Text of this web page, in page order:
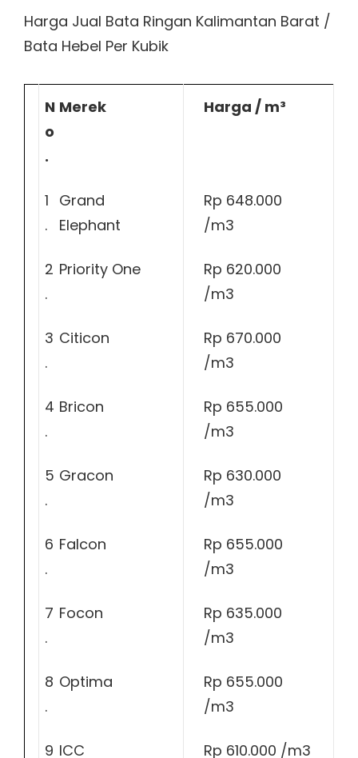
Harga Jual Bata Ringan Kalimantan Barat /
Bata Hebel Per Kubik
N
o
.
Merek Harga / m³
1
.
Grand
Elephant
Rp 648.000
/m3
2
.
Priority One
Rp 620.000
/m3
3
.
Citicon
Rp 670.000
/m3
4
.
Bricon
Rp 655.000
/m3
5
.
Gracon
Rp 630.000
/m3
6
.
Falcon
Rp 655.000
/m3
7
.
Focon
Rp 635.000
/m3
8
.
Optima
Rp 655.000
/m3
9 ICC Rp 610.000 /m3